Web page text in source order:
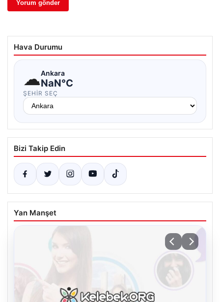
Hava Durumu
☁Ankara
NaN°C
ŞEHIR SEÇ
Bizi Takip Edin
Yan Manşet